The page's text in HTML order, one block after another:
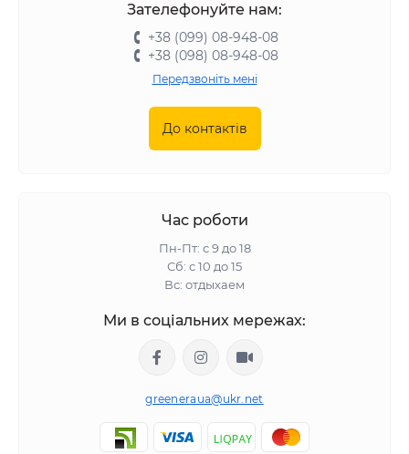
Зателефонуйте нам:
+38 (099) 08-948-08
+38 (098) 08-948-08
Передзвоніть мені
До контактів
Час роботи
Пн-Пт: с 9 до 18
Сб: с 10 до 15
Вс: отдыхаем
Ми в соціальних мережах:
greeneraua@ukr.net